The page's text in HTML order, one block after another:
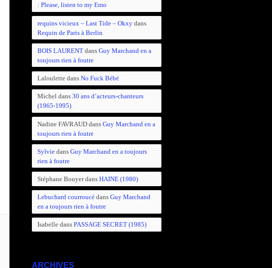
: Please, listen to my Emo
requins vicieux – Last Tide – Okxydans
Requin de Paris à Berlin
BOIS LAURENTdans Guy Marchand en a
toujours rien à foutre
Laloulettedans No Fuck Bébé
Micheldans 30 ans d’acteurs-chanteurs
(1965-1995)
Nadine FAVRAUDdans Guy Marchand en a
toujours rien à foutre
Sylviedans Guy Marchand en a toujours
rien à foutre
Stéphane Bouyerdans HAINE (1980)
Lebuchard courroucédans Guy Marchand
en a toujours rien à foutre
Isabelledans PASSAGE SECRET (1985)
ARCHIVES